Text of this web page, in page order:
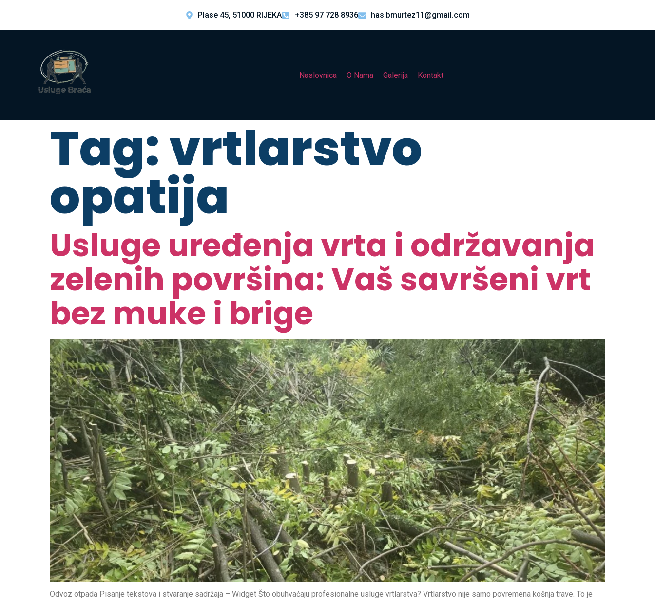
Plase 45, 51000 RIJEKA +385 97 728 8936 hasibmurtez11@gmail.com
Naslovnica O Nama Galerija Kontakt
Tag:vrtlarstvo
opatija
Usluge uređenja vrta i održavanja
zelenih površina: Vaš savršeni vrt
bez muke i brige
Odvoz otpada Pisanje tekstova i stvaranje sadržaja – Widget Što obuhvaćaju profesionalne usluge vrtlarstva? Vrtlarstvo nije samo povremena košnja trave. To je